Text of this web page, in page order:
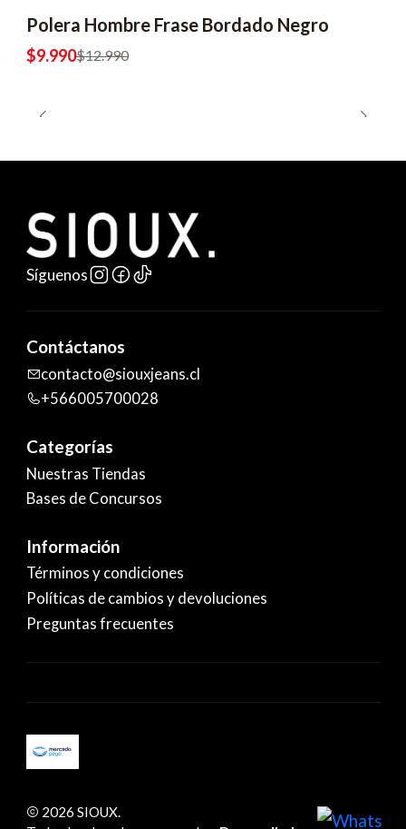
Polera Hombre Frase Bordado Negro
$9.990$12.990
Síguenos
Contáctanos
contacto@siouxjeans.cl
+566005700028
Categorías
Nuestras Tiendas
Bases de Concursos
Información
Términos y condiciones
Políticas de cambios y devoluciones
Preguntas frecuentes
2026 SIOUX.